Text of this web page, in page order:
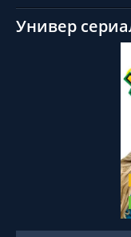
Универ